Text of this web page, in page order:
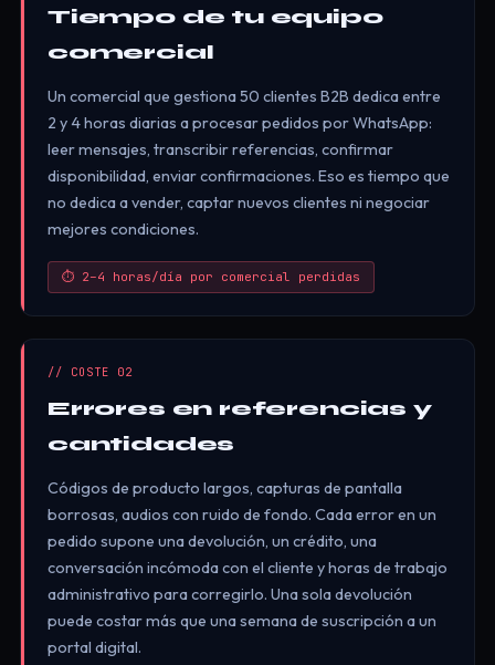
Tiempo de tu equipo
comercial
Un comercial que gestiona 50 clientes B2B dedica entre
2 y 4 horas diarias a procesar pedidos por WhatsApp:
leer mensajes, transcribir referencias, confirmar
disponibilidad, enviar confirmaciones. Eso es tiempo que
no dedica a vender, captar nuevos clientes ni negociar
mejores condiciones.
⏱ 2–4 horas/día por comercial perdidas
// COSTE 02
Errores en referencias y
cantidades
Códigos de producto largos, capturas de pantalla
borrosas, audios con ruido de fondo. Cada error en un
pedido supone una devolución, un crédito, una
conversación incómoda con el cliente y horas de trabajo
administrativo para corregirlo. Una sola devolución
puede costar más que una semana de suscripción a un
portal digital.